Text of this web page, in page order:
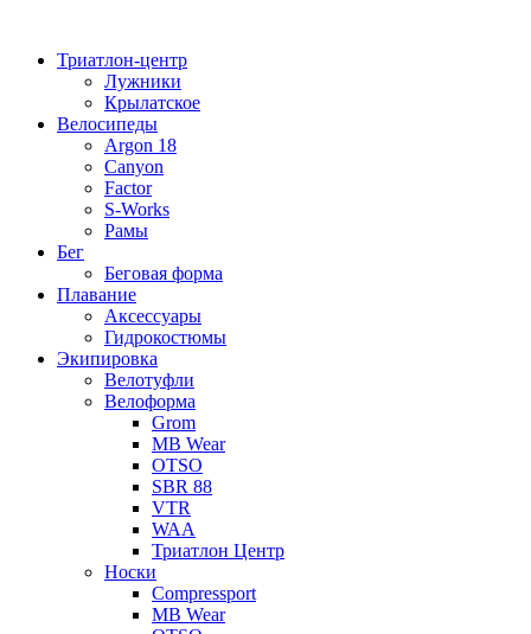
содержимому
Триатлон-центр
Лужники
Крылатское
Велосипеды
Argon 18
Canyon
Factor
S-Works
Рамы
Бег
Беговая форма
Плавание
Аксессуары
Гидрокостюмы
Экипировка
Велотуфли
Велоформа
Grom
MB Wear
OTSO
SBR 88
VTR
WAA
Триатлон Центр
Носки
Compressport
MB Wear